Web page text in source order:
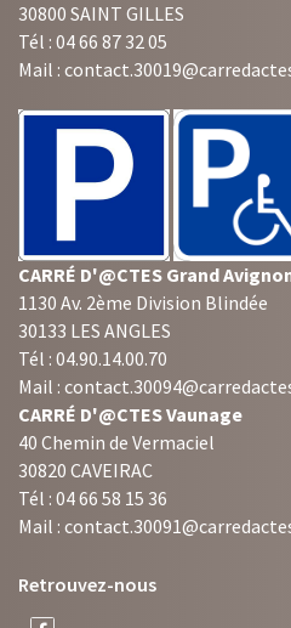
30800 SAINT GILLES
Tél : 04 66 87 32 05
Mail :
CARRÉ D'@CTES Grand
1130 Av. 2ème Division Blindée
30133 LES ANGLES
Tél : 04.90.14.00.70
Mail :
CARRÉ D'@CTES Vaunage
40 Chemin de Vermaciel
30820 CAVEIRAC
Tél : 04 66 58 15 36
Mail :
Retrouvez-nous